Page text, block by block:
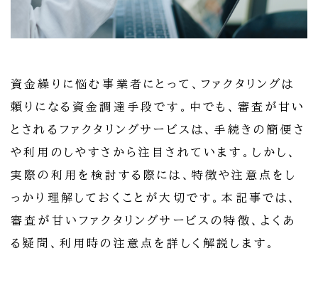
資金繰りに悩む事業者にとって、ファクタリングは
頼りになる資金調達手段です。中でも、審査が甘い
とされるファクタリングサービスは、手続きの簡便さ
や利用のしやすさから注目されています。しかし、
実際の利用を検討する際には、特徴や注意点をし
っかり理解しておくことが大切です。本記事では、
審査が甘いファクタリングサービスの特徴、よくあ
る疑問、利用時の注意点を詳しく解説します。